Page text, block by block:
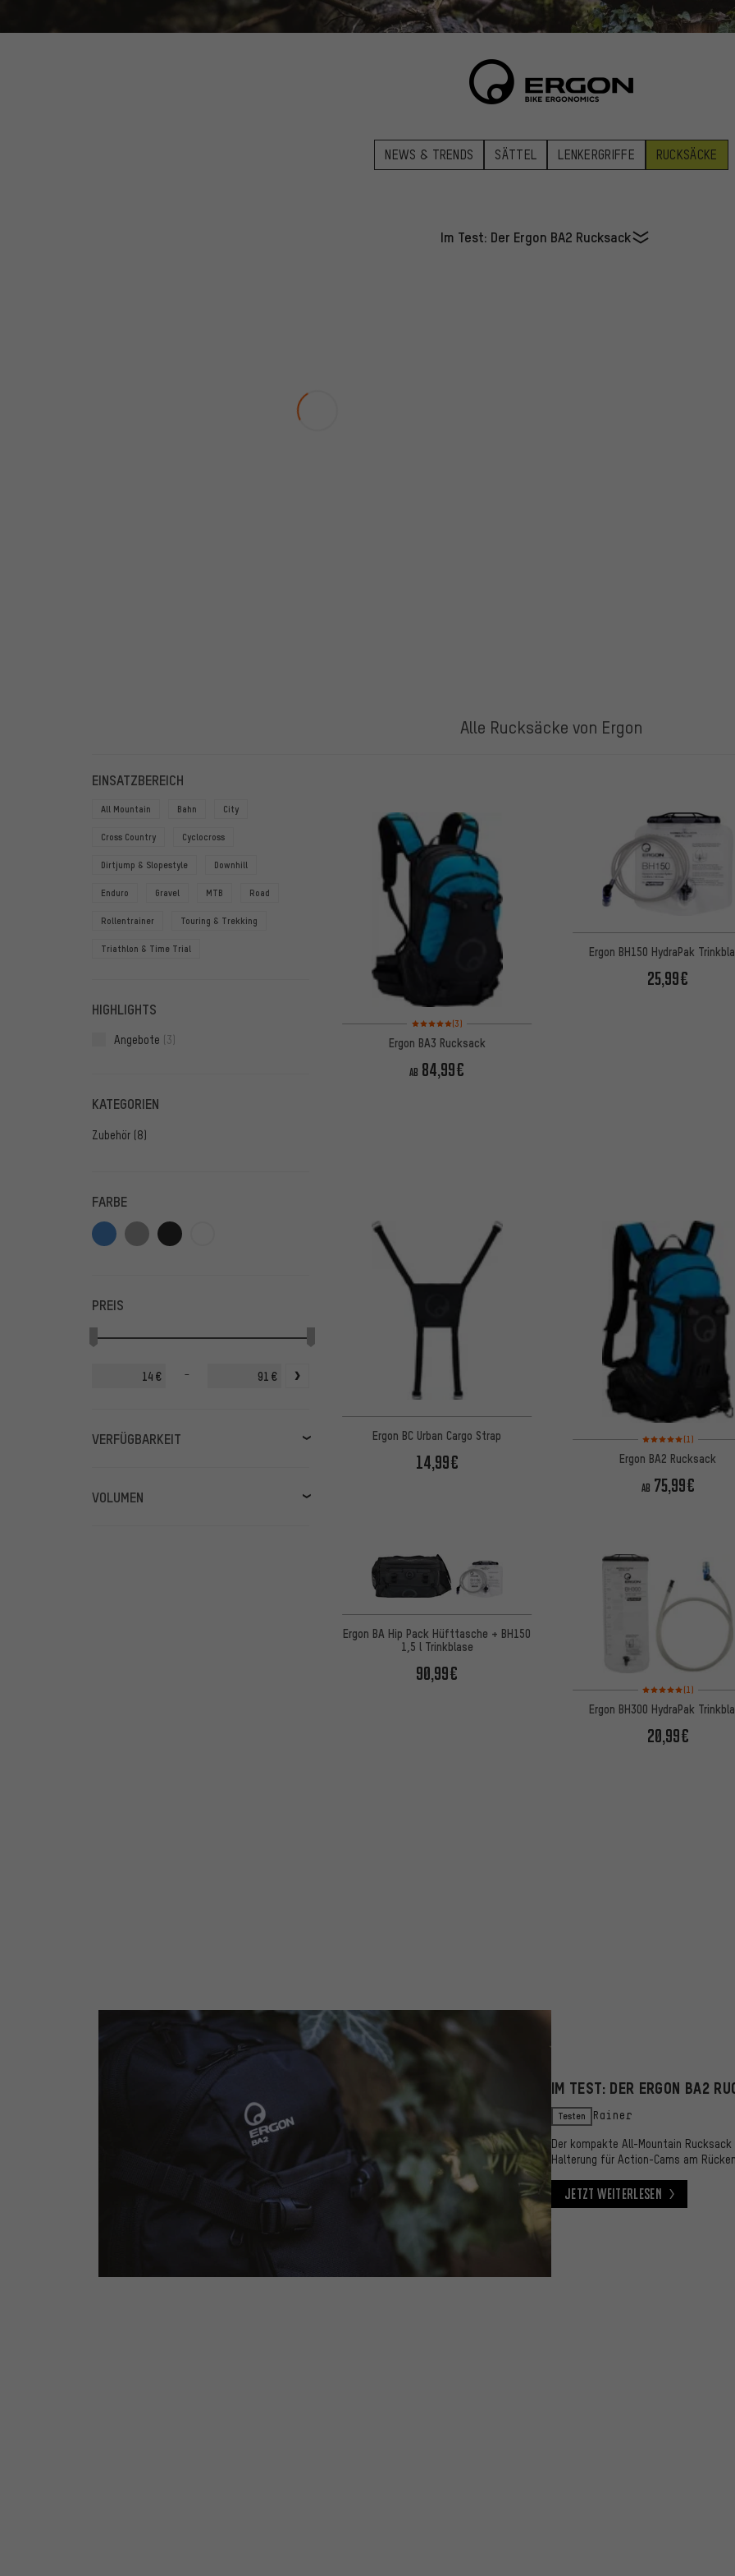
NEWS & TRENDS SÄTTEL LENKERGRIFFE RUCKSÄCKE
Im Test: Der Ergon BA2 Rucksack
Alle Rucksäcke von Ergon
FILTER
EINSATZBEREICH
All Mountain Bahn City
Cross Country Cyclocross
Dirtjump & Slopestyle Downhill
Enduro Gravel MTB Road
Rollentrainer Touring & Trekking
Triathlon & Time Trial
HIGHLIGHTS
Angebote (3)
KATEGORIEN
Zubehör (8)
FARBE
PREIS
€ - €
VERFÜGBARKEIT
VOLUMEN
Bewertungen: 5 von 5 basierend auf 3 Bewertungen
(3)
Ergon BA3 Rucksack
AB 84,99€
Ergon BH150 HydraPak
25,99€
Ergon BC Urban Cargo Strap
14,99€
Bewertungen: 5 von
(1)
Ergon BA2 Rucksack
AB 75,99€
Ergon BA Hip Pack Hüfttasche + BH150
1,5 l Trinkblase
90,99€
Bewertungen: 5 von
(1)
Ergon BH300 HydraPak
20,99€
IM TEST: DER ERGON BA2
Testen Rainer
Der kompakte All-Mountain
Halterung für Action-Cams am Rücken.
Jetzt weiterlesen
Jetzt weiterlesen